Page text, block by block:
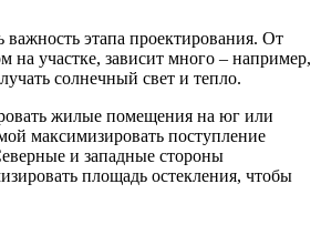
важность этапа проектирования. От
на участке, зависит много – например,
солнечный свет и тепло.
жилые помещения на юг или
максимизировать поступление
и западные стороны
площадь остекления, чтобы